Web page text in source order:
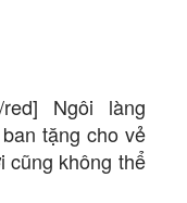
red] Ngôi làng
tặng cho vẻ
cũng không thể